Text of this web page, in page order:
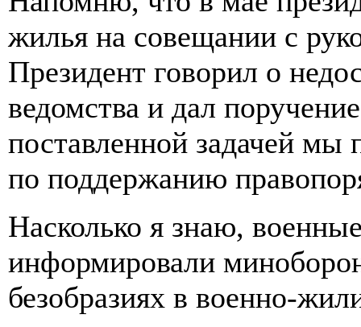
жилья на совещании с
Президент говорил о
ведомства и дал
поставленной задачей мы
по поддержанию
Насколько я знаю,
информировали
безобразиях в военно-